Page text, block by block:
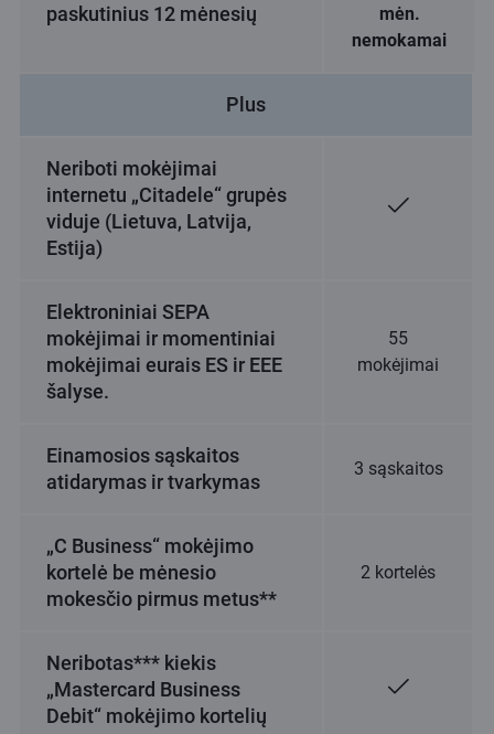
paskutinius 12 mėnesių
mėn.
nemokamai
Plus
Neriboti mokėjimai
internetu „Citadele“ grupės
viduje (Lietuva, Latvija,
Estija)
Elektroniniai SEPA
mokėjimai ir momentiniai
mokėjimai eurais ES ir EEE
šalyse.
55
mokėjimai
Einamosios sąskaitos
atidarymas ir tvarkymas
3 sąskaitos
„C Business“ mokėjimo
kortelė be mėnesio
mokesčio pirmus metus**
2 kortelės
Neribotas*** kiekis
„Mastercard Business
Debit“ mokėjimo kortelių